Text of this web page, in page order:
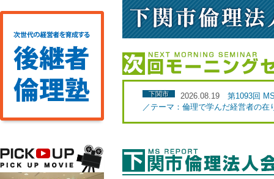
下関市 2026.08.19
第1093回
／テーマ：倫理で学んだ経営者の在